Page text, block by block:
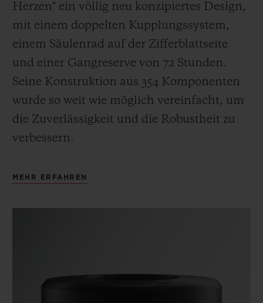
Herzen" ein völlig neu konzipiertes Design,
mit einem doppelten Kupplungssystem,
einem Säulenrad auf der Zifferblattseite
und einer Gangreserve von 72 Stunden.
Seine Konstruktion aus 354 Komponenten
wurde so weit wie möglich vereinfacht, um
die Zuverlässigkeit und die Robustheit zu
verbessern.
MEHR ERFAHREN